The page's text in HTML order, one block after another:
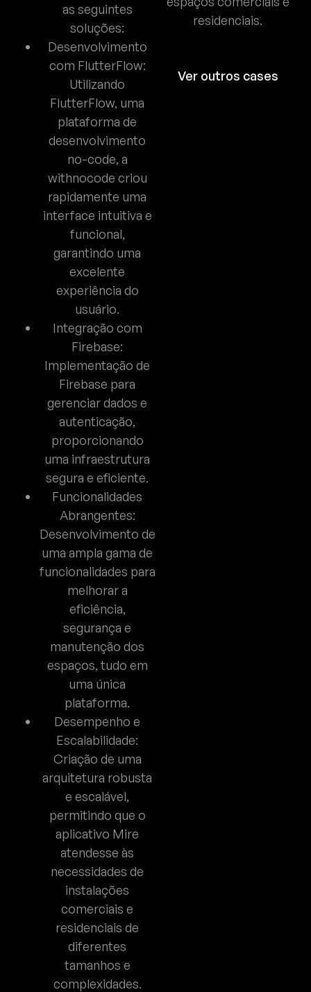
as seguintes
soluções:
Desenvolvimento
com FlutterFlow:
Utilizando
FlutterFlow, uma
plataforma de
desenvolvimento
no-code, a
withnocode criou
rapidamente uma
interface intuitiva e
funcional,
garantindo uma
excelente
experiência do
usuário.
Integração com
Firebase:
Implementação de
Firebase para
gerenciar dados e
autenticação,
proporcionando
uma infraestrutura
segura e eficiente.
Funcionalidades
Abrangentes:
Desenvolvimento de
uma ampla gama de
funcionalidades para
melhorar a
eficiência,
segurança e
manutenção dos
espaços, tudo em
uma única
plataforma.
Desempenho e
Escalabilidade:
Criação de uma
arquitetura robusta
e escalável,
permitindo que o
aplicativo Mire
atendesse às
necessidades de
instalações
comerciais e
residenciais de
diferentes
tamanhos e
complexidades.
residenciais.
Ver outros cases